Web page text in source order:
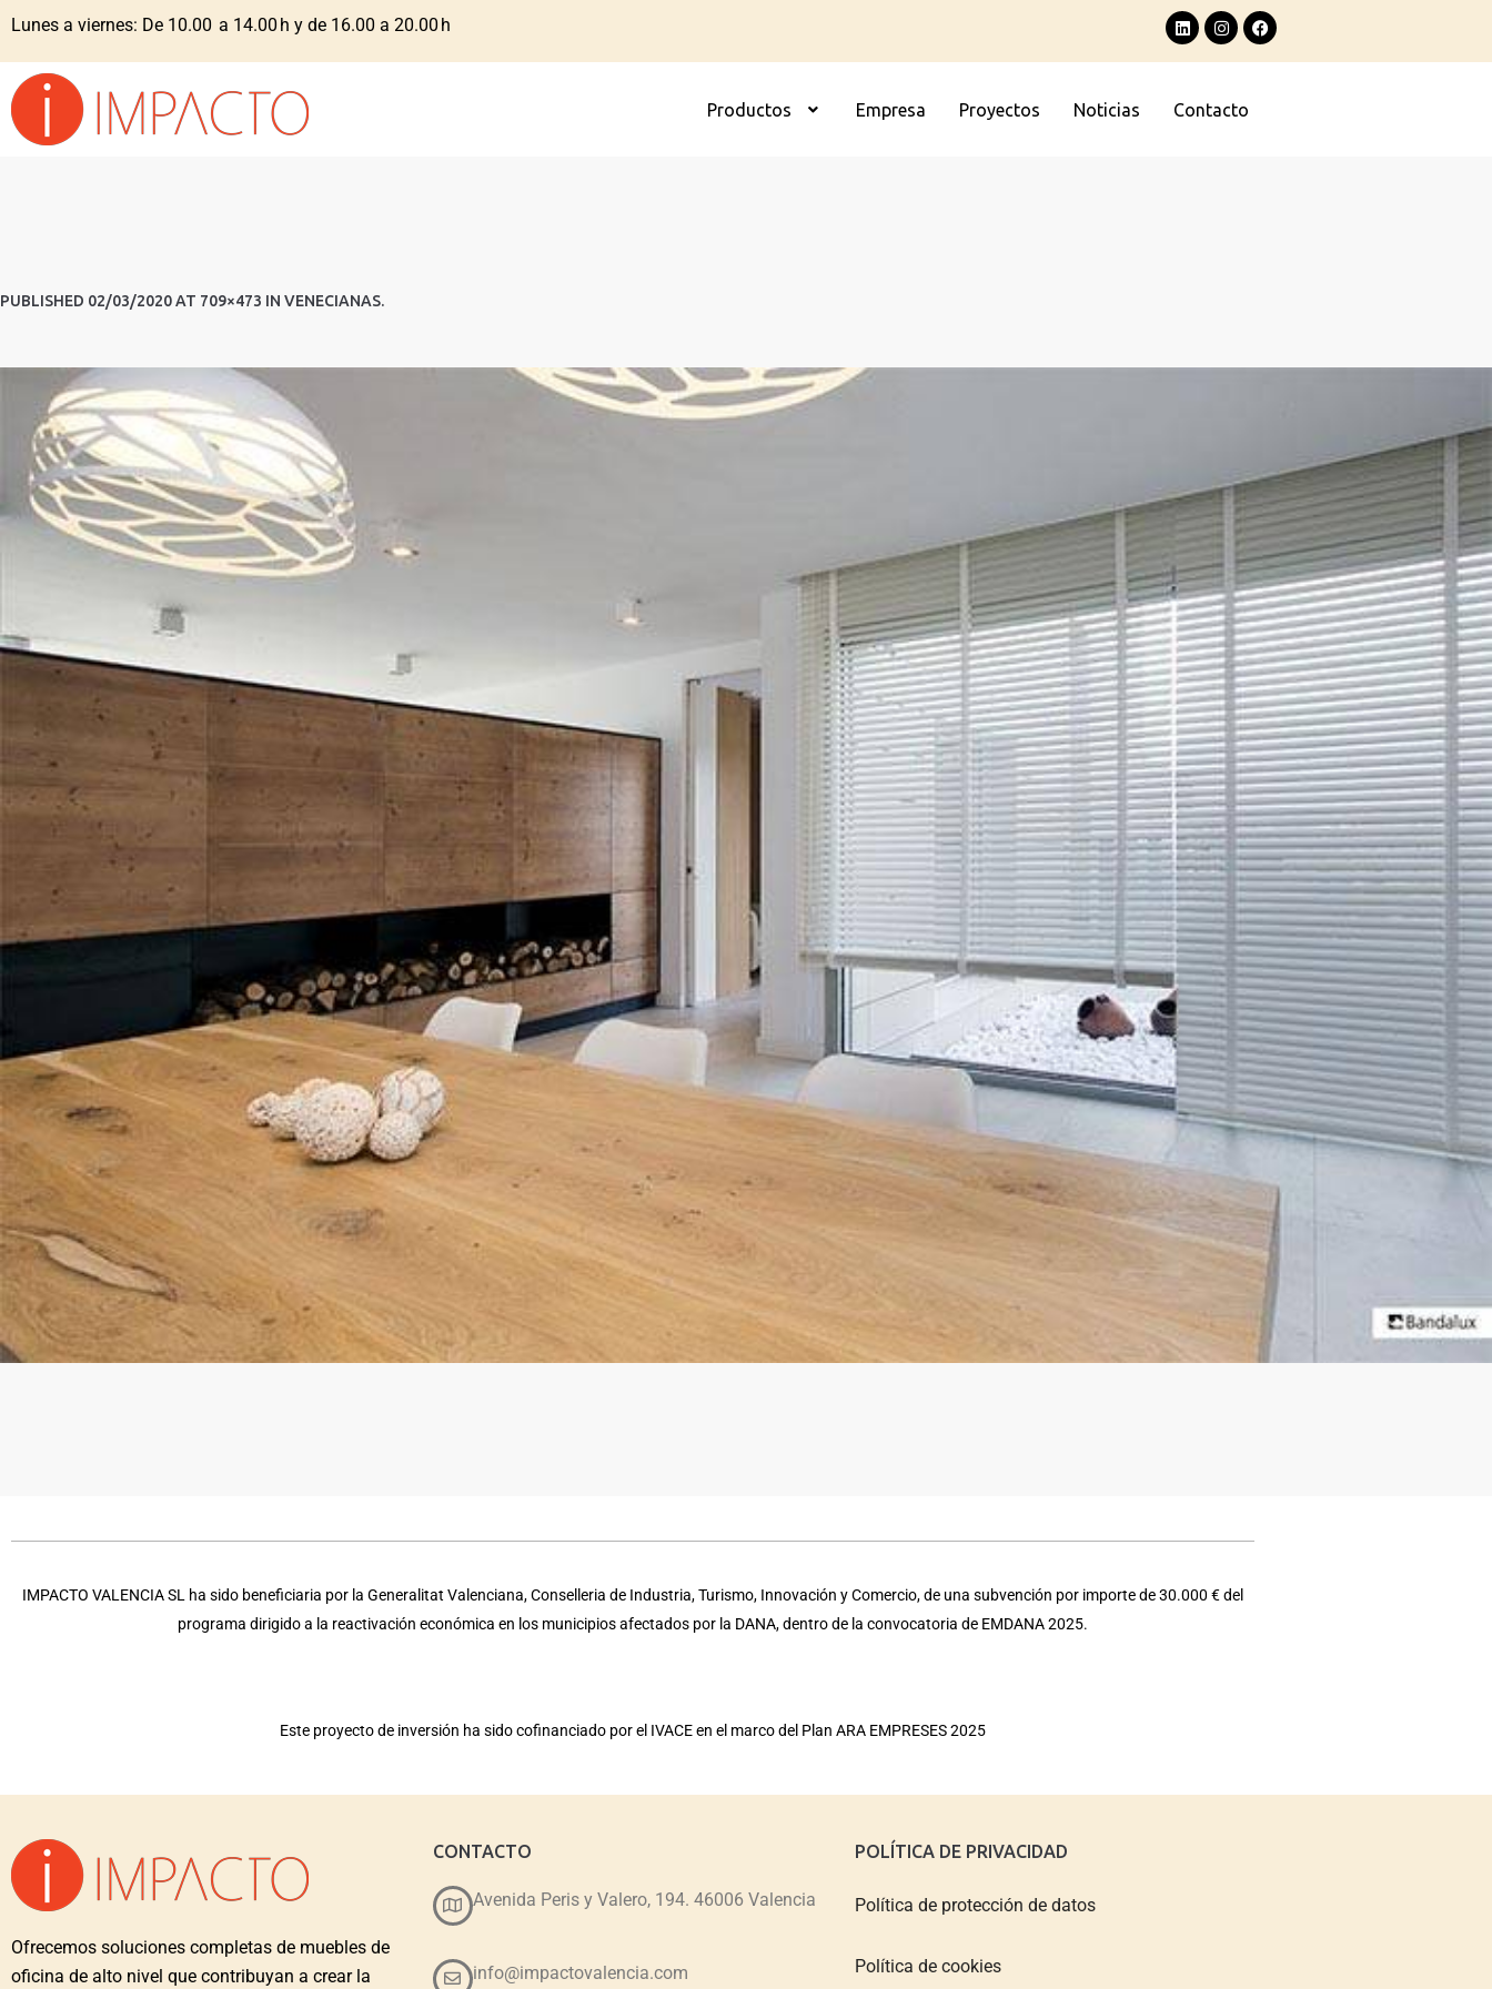
Lunes a viernes: De 10.00 a 14.00 h y de 16.00 a 20.00 h
Productos Empresa Proyectos Noticias Contacto
PUBLISHED 02/03/2020AT 709×473 IN VENECIANAS.
IMPACTO VALENCIA SL ha sido beneficiaria por la Generalitat Valenciana, Conselleria de Industria, Turismo, Innovación y Comercio, de una subvención por importe de 30.000 € del
programa dirigido a la reactivación económica en los municipios afectados por la DANA, dentro de la convocatoria de EMDANA 2025.
Este proyecto de inversión ha sido cofinanciado por el IVACE en el marco del Plan ARA EMPRESES 2025
Ofrecemos soluciones completas de muebles de
oficina de alto nivel que contribuyan a crear la
CONTACTO
Avenida Peris y Valero, 194. 46006 Valencia
info@impactovalencia.com
POLÍTICA DE PRIVACIDAD
Política de protección de datos
Política de cookies